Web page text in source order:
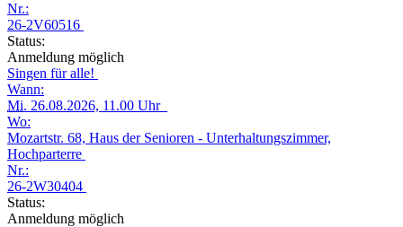
Nr.:
26-2V60516
Status:
Anmeldung möglich
Singen für alle!
Wann:
Mi. 26.08.2026, 11.00 Uhr
Wo:
Mozartstr. 68, Haus der Senioren - Unterhaltungszimmer,
Hochparterre
Nr.:
26-2W30404
Status:
Anmeldung möglich